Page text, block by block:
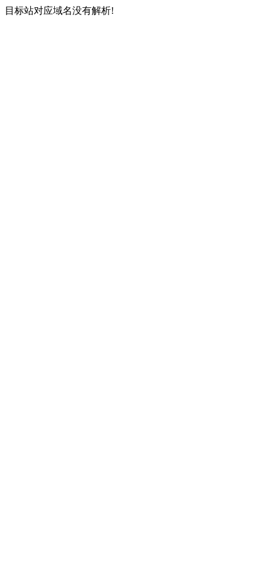
目标站对应域名没有解析!